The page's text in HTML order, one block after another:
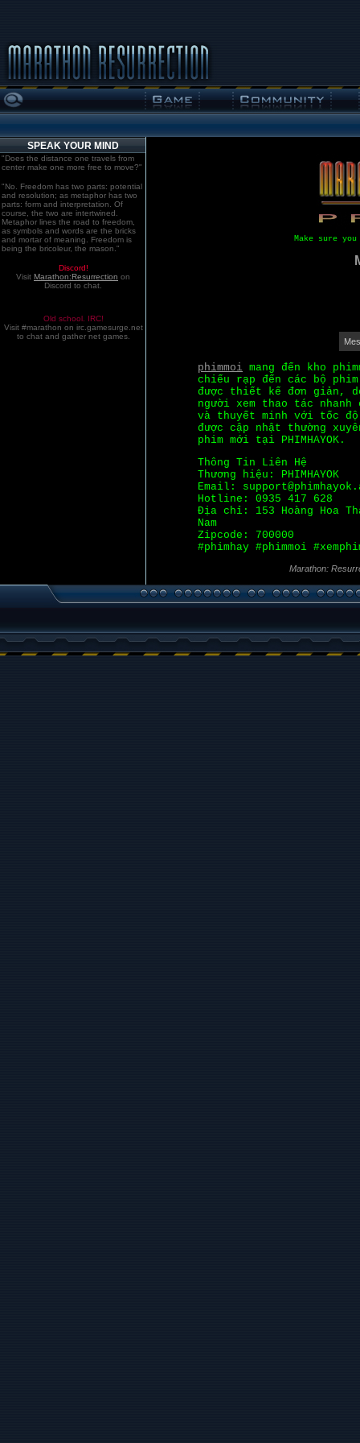
SPEAK YOUR MIND
"Does the distance one travels from
center make one more free to move?"
"No. Freedom has two parts: potential
and resolution; as metaphor has two
parts: form and interpretation. Of
course, the two are intertwined.
Metaphor lines the road to freedom,
as symbols and words are the bricks
and mortar of meaning. Freedom is
being the bricoleur, the mason."
Discord!
Visit Marathon:Resurrection on
Discord to chat.
Old school. IRC!
Visit #marathon on irc.gamesurge.net
to chat and gather net games.
Make sure
phimmoi mang đến kho
chiếu rạp đến các bộ
được thiết kế đơn giản,
người xem thao tác
và thuyết minh với tốc
được cập nhật thường
phim mới tại PHIMHAYOK.
Thông Tin Liên Hệ
Thương hiệu: PHIMHAYOK
Email:
Hotline: 0935 417 628
Địa chỉ: 153 Hoàng Hoa
Nam
Zipcode: 700000
#phimhay #phimmoi
Marathon: